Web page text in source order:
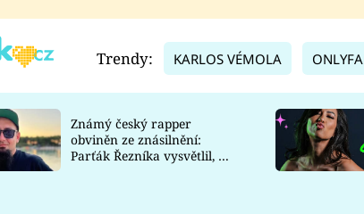
TADEÁŠ KUBĚNKA
DATEL
Trendy: KARLOS VÉMOLA
Známý český rapper
obviněn ze znásilnění:
Parťák Řezníka vysvětlil, co